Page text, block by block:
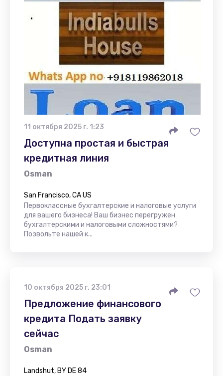
11 октября 2025 г. 1:23
Доступна простая и быстрая
кредитная линия
Osman
San Francisco, CA US
Первоклассные бухгалтерские и налоговые услуги
для вашего бизнеса! Ваш бизнес перегружен
бухгалтерскими и налоговыми сложностями?
Позвольте нашей к...
10 октября 2025 г. 23:01
Предложение финансового
кредита Подать заявку
сейчас
Osman
Landshut, BY DE 84